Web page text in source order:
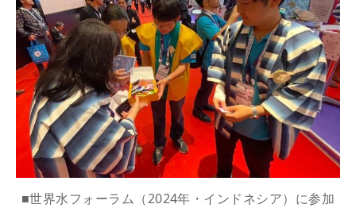
■世界水フォーラム（2024年・インドネシア）に参加